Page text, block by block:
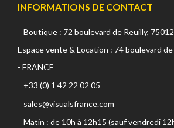
INFORMATIONS DE CONTACT
Boutique : 72 boulevard de Reuilly,
Espace vente & Location : 74 boulevard de
- FRANCE
+33 (0) 1 42 22 02 05
sales@visualsfrance.com
Matin : de 10h à 12h15 (sauf vendredi